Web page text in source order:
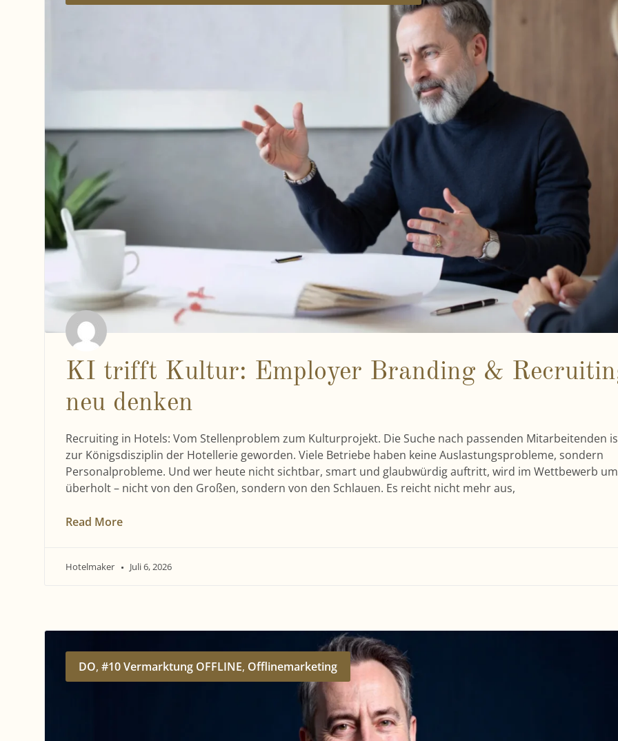
KI trifft Kultur: Employer Branding &
neu denken
Recruiting in Hotels: Vom Stellenproblem zum Kulturprojekt. Die Suche nach passenden Mitarbeitenden
zur Königsdisziplin der Hotellerie geworden. Viele Betriebe haben keine Auslastungsprobleme, sondern
Personalprobleme. Und wer heute nicht sichtbar, smart und glaubwürdig auftritt, wird im Wettbewerb
überholt – nicht von den Großen, sondern von den Schlauen. Es reicht nicht mehr aus,
Read More
Hotelmaker Juli 6, 2026
DO,#10 Vermarktung OFFLINE, Offlinemarketing